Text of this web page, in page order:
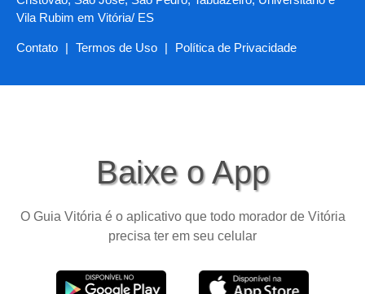
Vila Rubim em Vitória/ ES
Contato | Termos de Uso | Política de Privacidade
Baixe o App
O Guia Vitória é o aplicativo que todo morador de Vitória
precisa ter em seu celular